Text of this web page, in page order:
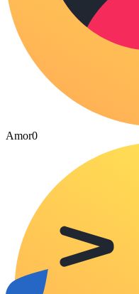
Amor0